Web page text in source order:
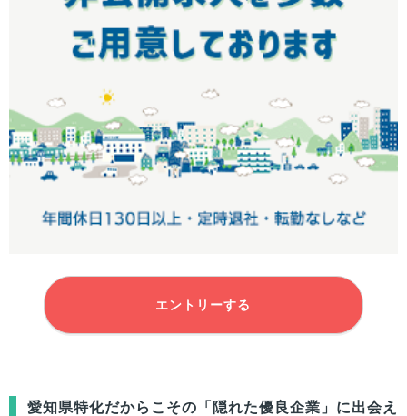
エントリーする
愛知県特化だからこその「隠れた優良企業」に出会え